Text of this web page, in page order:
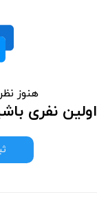
هنوز
اولین نفری